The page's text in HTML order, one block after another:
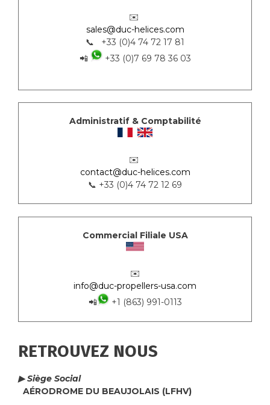
✉️
sales@duc-helices.com
📞 +33 (0)4 74 72 17 81
📲
+33 (0)7 69 78 36 03
Administratif & Comptabilité
✉️
contact@duc-helices.com
📞 +33 (0)4 74 72 12 69
Commercial Filiale USA
✉️
info@duc-propellers-usa.com
📲
+1 (863) 991-0113
RETROUVEZ NOUS
▶ Siège Social
AÉRODROME DU BEAUJOLAIS (LFHV)